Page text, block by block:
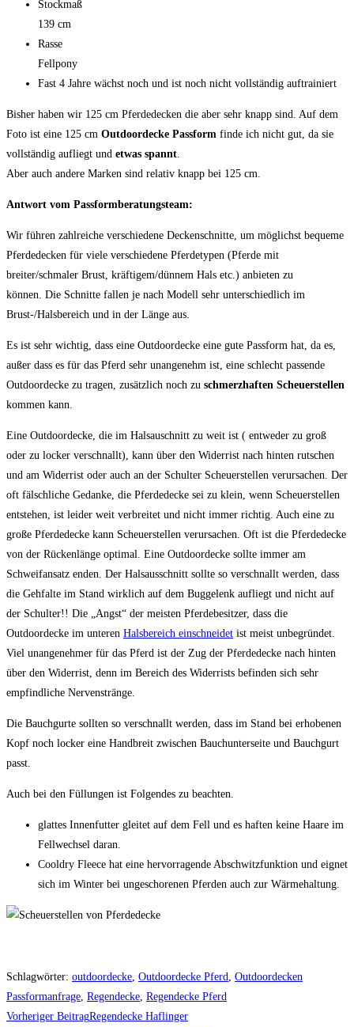
Stockmaß
139 cm
Rasse
Fellpony
Fast 4 Jahre wächst noch und ist noch nicht vollständig auftrainiert
Bisher haben wir 125 cm Pferdedecken die aber sehr knapp sind. Auf dem
Foto ist eine 125 cm Outdoordecke Passform finde ich nicht gut, da sie
vollständig aufliegt und etwas spannt.
Aber auch andere Marken sind relativ knapp bei 125 cm.
Antwort vom Passformberatungsteam:
Wir führen zahlreiche verschiedene Deckenschnitte, um möglichst bequeme
Pferdedecken für viele verschiedene Pferdetypen (Pferde mit
breiter/schmaler Brust, kräftigem/dünnem Hals etc.) anbieten zu
können. Die Schnitte fallen je nach Modell sehr unterschiedlich im
Brust-/Halsbereich und in der Länge aus.
Es ist sehr wichtig, dass eine Outdoordecke eine gute Passform hat, da es,
außer dass es für das Pferd sehr unangenehm ist, eine schlecht passende
Outdoordecke zu tragen, zusätzlich noch zu schmerzhaften Scheuerstellen
kommen kann.
Eine Outdoordecke, die im Halsauschnitt zu weit ist ( entweder zu groß
oder zu locker verschnallt), kann über den Widerrist nach hinten rutschen
und am Widerrist oder auch an der Schulter Scheuerstellen verursachen. Der
oft fälschliche Gedanke, die Pferdedecke sei zu klein, wenn Scheuerstellen
entstehen, ist leider weit verbreitet und nicht immer richtig. Auch eine zu
große Pferdedecke kann Scheuerstellen verursachen. Oft ist die Pferdedecke
von der Rückenlänge optimal. Eine Outdoordecke sollte immer am
Schweifansatz enden. Der Halsausschnitt sollte so verschnallt werden, dass
die Gehfalte im Stand wirklich auf dem Buggelenk aufliegt und nicht auf
der Schulter!! Die „Angst“ der meisten Pferdebesitzer, dass die
Outdoordecke im unteren Halsbereich einschneidet ist meist unbegründet.
Viel unangenehmer für das Pferd ist der Zug der Pferdedecke nach hinten
über den Widerrist, denn im Bereich des Widerrists befinden sich sehr
empfindliche Nervenstränge.
Die Bauchgurte sollten so verschnallt werden, dass im Stand bei erhobenen
Kopf noch locker eine Handbreit zwischen Bauchunterseite und Bauchgurt
passt.
Auch bei den Füllungen ist Folgendes zu beachten.
glattes Innenfutter gleitet auf dem Fell und es haften keine Haare im
Fellwechsel daran.
Cooldry Fleece hat eine hervorragende Abschwitzfunktion und eignet
sich im Winter bei ungeschorenen Pferden auch zur Wärmehaltung.
Schlagwörter: outdoordecke, Outdoordecke Pferd, Outdoordecken
Passformanfrage, Regendecke, Regendecke Pferd
Weitere
Vorheriger BeitragRegendecke Haflinger